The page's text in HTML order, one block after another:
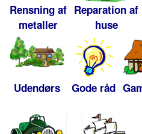
Rensning af
metaller
Reparation af
huse
Udendørs Gode råd